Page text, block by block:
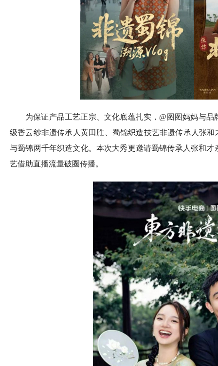
为保证产品工艺正宗、文化底蕴扎实，@图图妈妈与
级香云纱非遗传承人黄田胜、蜀锦织造技艺非遗传承人张
与蜀锦两千年织造文化。本次大秀更邀请蜀锦传承人张和
艺借助直播流量破圈传播。